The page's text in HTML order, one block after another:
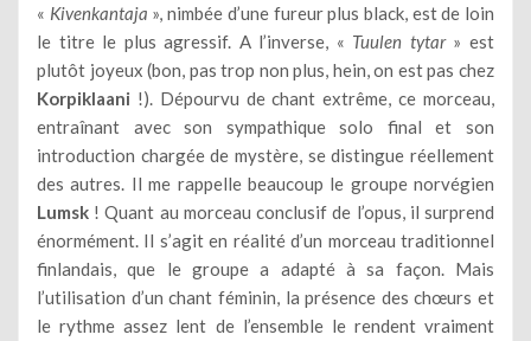
« Kivenkantaja », nimbée d’une fureur plus black, est de loin
le titre le plus agressif. A l’inverse, « Tuulen tytar» est
plutôt joyeux (bon, pas trop non plus, hein, on est pas chez
Korpiklaani !). Dépourvu de chant extrême, ce morceau,
entraînant avec son sympathique solo final et son
introduction chargée de mystère, se distingue réellement
des autres. Il me rappelle beaucoup le groupe norvégien
Lumsk ! Quant au morceau conclusif de l’opus, il surprend
énormément. Il s’agit en réalité d’un morceau traditionnel
finlandais, que le groupe a adapté à sa façon. Mais
l’utilisation d’un chant féminin, la présence des chœurs et
le rythme assez lent de l’ensemble le rendent vraiment